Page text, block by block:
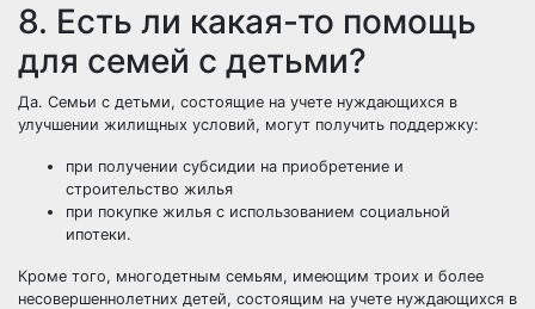
8. Есть ли какая-то помощь
для семей с детьми?
Да. Семьи с детьми, состоящие на учете нуждающихся в
улучшении жилищных условий, могут получить поддержку:
при получении субсидии на приобретение и
строительство жилья
при покупке жилья с использованием социальной
ипотеки.
Кроме того, многодетным семьям, имеющим троих и более
несовершеннолетних детей, состоящим на учете нуждающихся в